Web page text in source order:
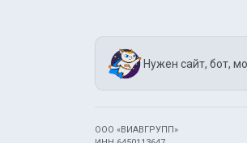
Нужен сайт, бот,
ООО «ВИАВГРУПП»